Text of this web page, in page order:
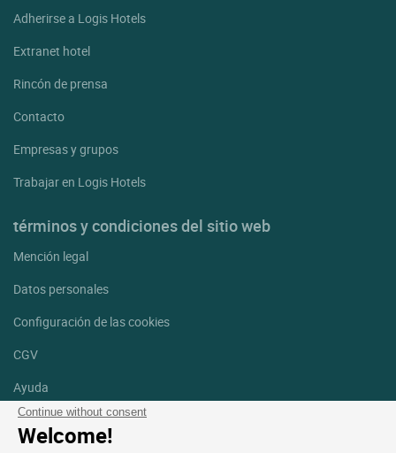
Continue without consent
Welcome!
Adherirse a Logis Hotels
Extranet hotel
Rincón de prensa
Contacto
Empresas y grupos
Trabajar en Logis Hotels
términos y condiciones del sitio web
Mención legal
Datos personales
Configuración de las cookies
CGV
Ayuda
Mapa del sitio